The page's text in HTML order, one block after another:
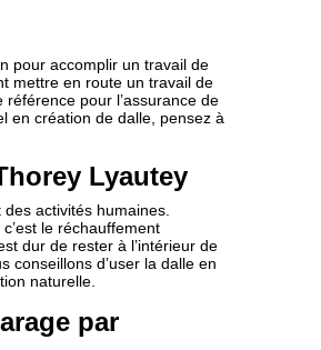
pour accomplir un travail de
mettre en route un travail de
pour l’assurance de
en création de dalle, pensez à
Lyautey
activités humaines.
le réchauffement
dur de rester à l’intérieur de
conseillons d’user la dalle en
naturelle.
par